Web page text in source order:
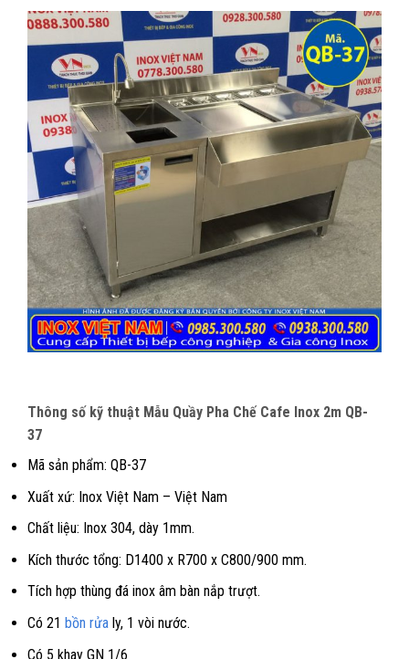
Thông số kỹ thuật Mẫu Quầy Pha Chế Cafe Inox 2m QB-
37
Mã sản phẩm: QB-37
Xuất xứ: Inox Việt Nam – Việt Nam
Chất liệu: Inox 304, dày 1mm.
Kích thước tổng: D1400 x R700 x C800/900 mm.
Tích hợp thùng đá inox âm bàn nắp trượt.
Có 21 bồn rửa ly, 1 vòi nước.
Có 5 khay GN 1/6